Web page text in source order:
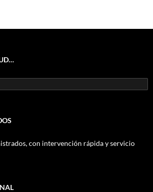
con intervención rápida y servicio